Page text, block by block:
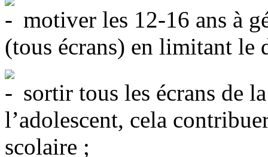
motiver les 12-16 ans à
(tous écrans) en limitant le
sortir tous les écrans de
l’adolescent, cela
scolaire ;